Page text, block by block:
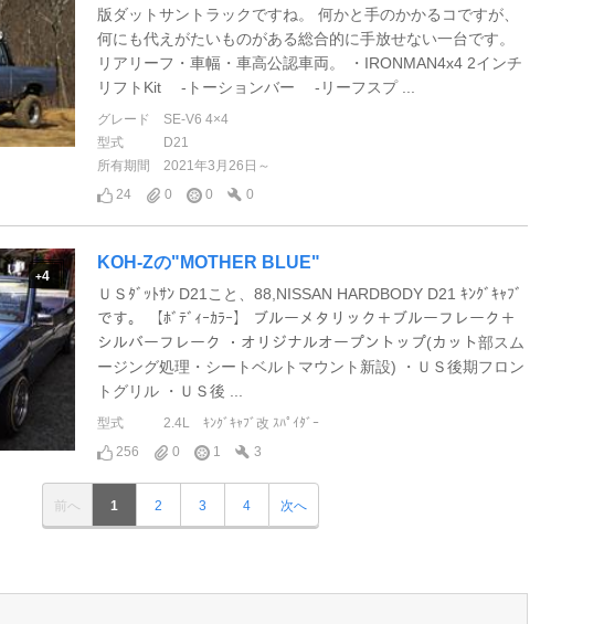
版ダットサントラックですね。 何かと手のかかるコですが、
何にも代えがたいものがある総合的に手放せない一台です。
リアリーフ・車幅・車高公認車両。 ・IRONMAN4x4 2インチ
リフトKit -トーションバー -リーフスプ ...
グレード
SE-V6 4×4
型式
D21
所有期間
2021年3月26日～
24
0 0 0
+4
KOH-Zの"MOTHER BLUE"
ＵＳﾀﾞｯﾄｻﾝ D21こと、88,NISSAN HARDBODY D21 ｷﾝｸﾞｷｬﾌﾞ
です。 【ﾎﾞﾃﾞｨｰｶﾗｰ】 ブルーメタリック＋ブルーフレーク＋
シルバーフレーク ・オリジナルオープントップ(カット部スム
ージング処理・シートベルトマウント新設) ・ＵＳ後期フロン
トグリル ・ＵＳ後 ...
型式
2.4L ｷﾝｸﾞｷｬﾌﾞ改 ｽﾊﾟｲﾀﾞｰ
256
0 1 3
前へ 1 2 3 4 次へ